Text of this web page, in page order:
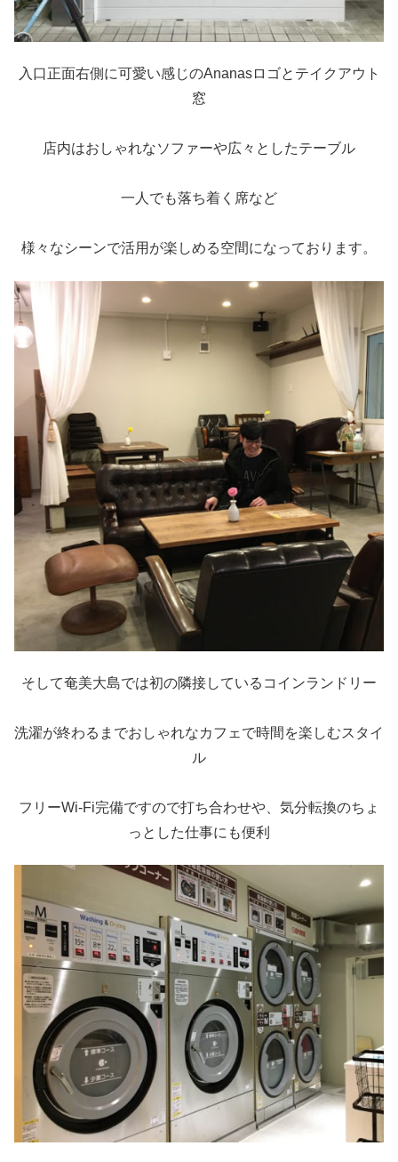
入口正面右側に可愛い感じのAnanasロゴとテイクアウト
窓
店内はおしゃれなソファーや広々としたテーブル
一人でも落ち着く席など
様々なシーンで活用が楽しめる空間になっております。
そして奄美大島では初の隣接しているコインランドリー
洗濯が終わるまでおしゃれなカフェで時間を楽しむスタイ
ル
フリーWi-Fi完備ですので打ち合わせや、気分転換のちょ
っとした仕事にも便利